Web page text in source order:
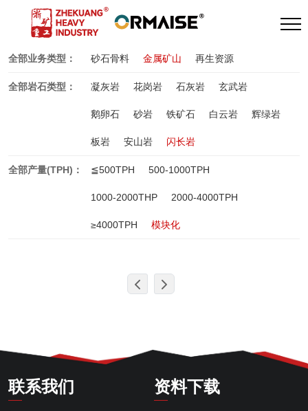
全部业务类型： 砂石骨料 金属矿山 再生资源
全部岩石类型： 凝灰岩 花岗岩 石灰岩 玄武岩
鹅卵石 砂岩 铁矿石 白云岩 辉绿岩
板岩 安山岩 闪长岩
全部产量(TPH)： ≦500TPH 500-1000TPH
1000-2000THP 2000-4000TPH
≥4000TPH 模块化
联系我们 资料下载